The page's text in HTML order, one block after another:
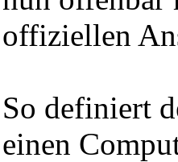
offiziellen
So definiert
einen